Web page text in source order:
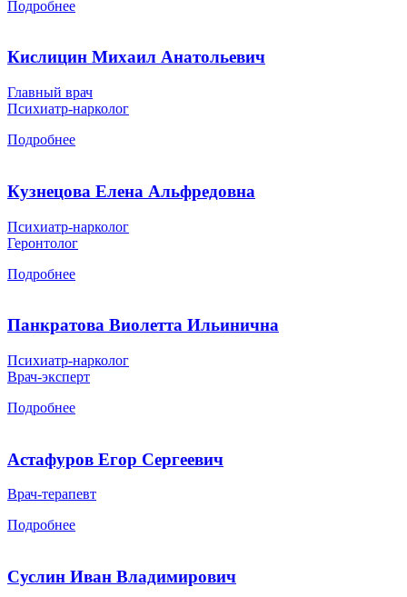
Подробнее
Кислицин Михаил Анатольевич
Главный врач
Психиатр-нарколог
Подробнее
Кузнецова Елена Альфредовна
Психиатр-нарколог
Геронтолог
Подробнее
Панкратова Виолетта Ильинична
Психиатр-нарколог
Врач-эксперт
Подробнее
Астафуров Егор Сергеевич
Врач-терапевт
Подробнее
Суслин Иван Владимирович